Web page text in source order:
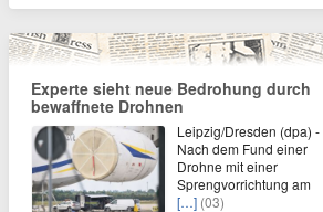
Experte sieht neue Bedrohung durch
bewaffnete Drohnen
Leipzig/Dresden (dpa) -
Nach dem Fund einer
Drohne mit einer
Sprengvorrichtung am
[…] (03)